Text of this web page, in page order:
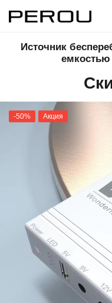
Источник
емкостью
-50% Акция